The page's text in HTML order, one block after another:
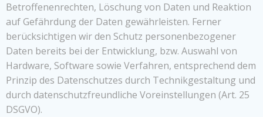
Betroffenenrechten, Löschung von Daten und Reaktion
auf Gefährdung der Daten gewährleisten. Ferner
berücksichtigen wir den Schutz personenbezogener
Daten bereits bei der Entwicklung, bzw. Auswahl von
Hardware, Software sowie Verfahren, entsprechend dem
Prinzip des Datenschutzes durch Technikgestaltung und
durch datenschutzfreundliche Voreinstellungen (Art. 25
DSGVO).